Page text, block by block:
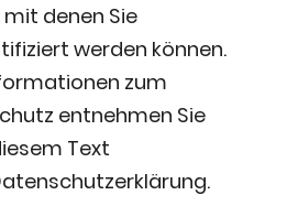
denen Sie
werden können.
zum
entnehmen Sie
Text